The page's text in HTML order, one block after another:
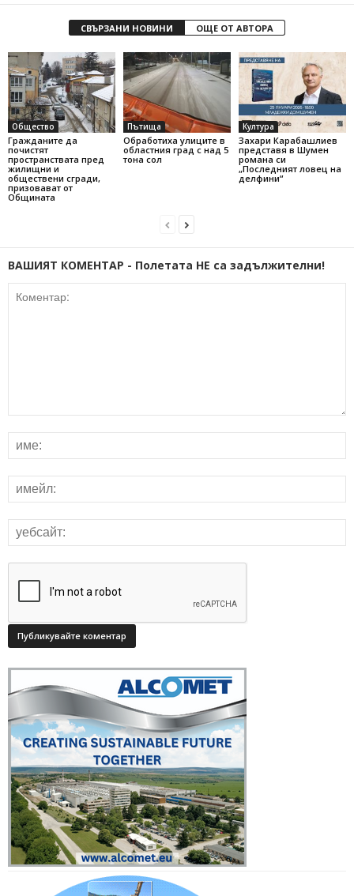
СВЪРЗАНИ НОВИНИ ОЩЕ ОТ АВТОРА
Общество
Гражданите да
почистят
пространствата пред
жилищни и
обществени сгради,
призовават от
Общината
Пътища
Обработиха улиците в
областния град с над 5
тона сол
Култура
Захари Карабашлиев
представя в Шумен
романа си
„Последният ловец на
делфини“
ВАШИЯТ КОМЕНТАР - Полетата НЕ са задължителни!